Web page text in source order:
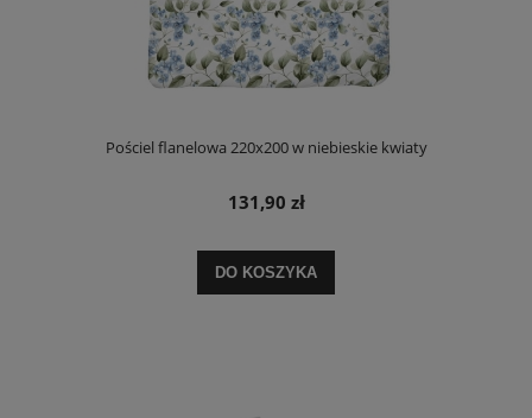
Pościel flanelowa 220x200 w niebieskie kwiaty
131,90 zł
DO KOSZYKA